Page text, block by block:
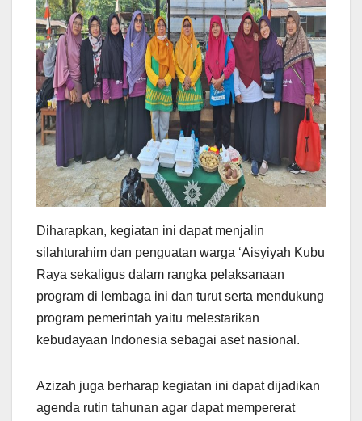
Diharapkan, kegiatan ini dapat menjalin
silahturahim dan penguatan warga ‘Aisyiyah Kubu
Raya sekaligus dalam rangka pelaksanaan
program di lembaga ini dan turut serta mendukung
program pemerintah yaitu melestarikan
kebudayaan Indonesia sebagai aset nasional.
Azizah juga berharap kegiatan ini dapat dijadikan
agenda rutin tahunan agar dapat mempererat